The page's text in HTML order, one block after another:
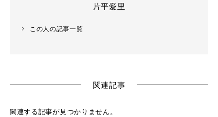
片平愛里
この人の記事一覧
関連記事
関連する記事が見つかりません。